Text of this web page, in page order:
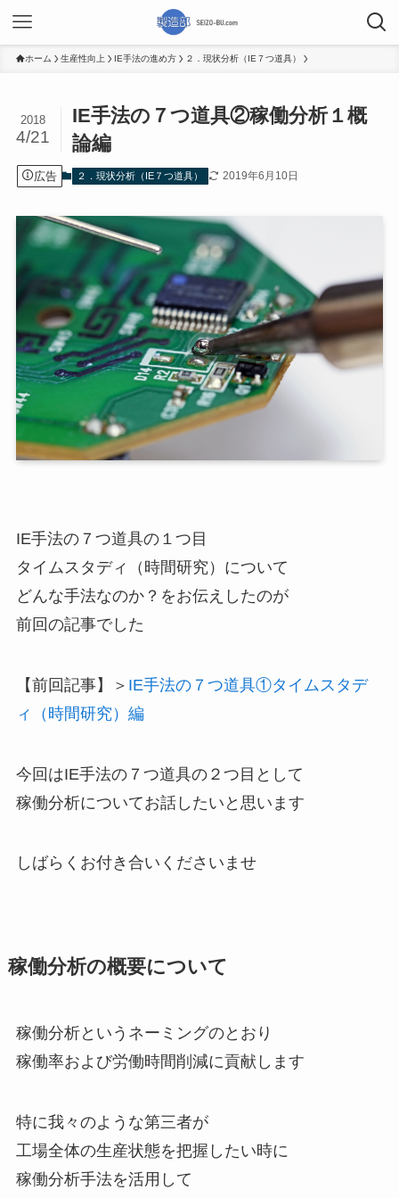
ホーム 生産性向上 IE手法の進め方 ２．現状分析（IE７つ道具）
IE手法の７つ道具②稼働分析１概
論編
2018
4/21
広告 ２．現状分析（IE７つ道具） 2019年6月10日
IE手法の７つ道具の１つ目
タイムスタディ（時間研究）について
どんな手法なのか？をお伝えしたのが
前回の記事でした
【前回記事】＞ IE手法の７つ道具①タイムスタデ
ィ（時間研究）編
今回はIE手法の７つ道具の２つ目として
稼働分析についてお話したいと思います
しばらくお付き合いくださいませ
稼働分析の概要について
稼働分析というネーミングのとおり
稼働率および労働時間削減に貢献します
特に我々のような第三者が
工場全体の生産状態を把握したい時に
稼働分析手法を活用して